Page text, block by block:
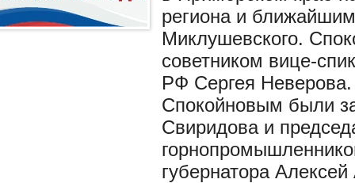
региона и
Миклушевского.
советником вице-
РФ Сергея
Спокойновым были
Свиридова и
губернатора